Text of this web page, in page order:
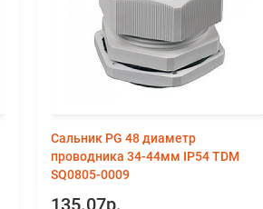
Сальник PG 48 диаметр
проводника 34-44мм IP54 TDM
SQ0805-0009